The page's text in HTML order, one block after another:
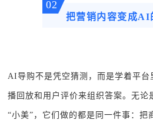
02
把营销内容变成AI
AI导购不是凭空猜测，而是学着平台
播回放和用户评价来组织答案。无论
“小美”，它们做的都是同一件事：把